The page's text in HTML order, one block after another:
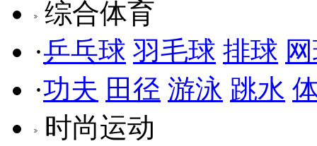
综合体育
·乒乓球 羽毛球 排球
·功夫 田径 游泳 跳水
时尚运动